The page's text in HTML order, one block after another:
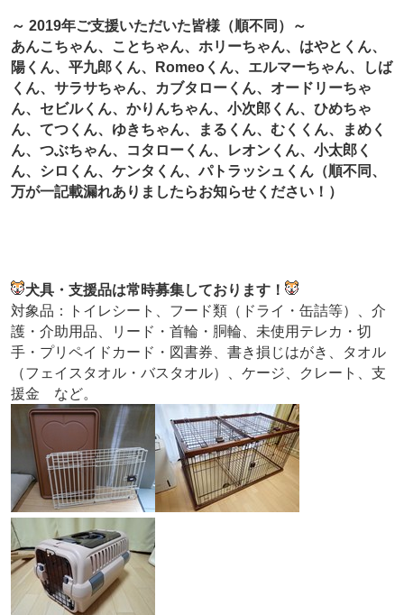
～ 2019年ご支援いただいた皆様（順不同）～
あんこちゃん、ことちゃん、ホリーちゃん、はやとくん、
陽くん、平九郎くん、Romeoくん、エルマーちゃん、しば
くん、サラサちゃん、カブタローくん、オードリーちゃ
ん、セビルくん、かりんちゃん、小次郎くん、ひめちゃ
ん、てつくん、ゆきちゃん、まるくん、むくくん、まめく
ん、つぶちゃん、コタローくん、レオンくん、小太郎く
ん、シロくん、ケンタくん、パトラッシュくん（順不同、
万が一記載漏れありましたらお知らせください！）
犬具・支援品は常時募集しております！
対象品：トイレシート、フード類（ドライ・缶詰等）、介
護・介助用品、リード・首輪・胴輪、未使用テレカ・切
手・プリペイドカード・図書券、書き損じはがき、タオル
（フェイスタオル・バスタオル）、ケージ、クレート、支
援金 など。